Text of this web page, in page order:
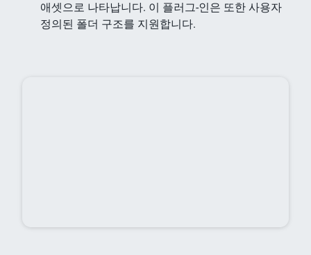
애셋으로 나타납니다. 이 플러그-인은 또한 사용자
정의된 폴더 구조를 지원합니다.